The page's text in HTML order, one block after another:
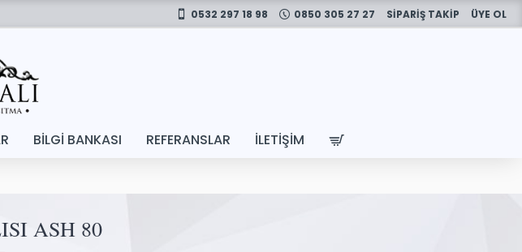
0532 297 18 98 0850 305 27 27 SİPARİŞ TAKİP ÜYE OL
BILGI BANKASI REFERANSLAR İLETIŞIM
ASH 80